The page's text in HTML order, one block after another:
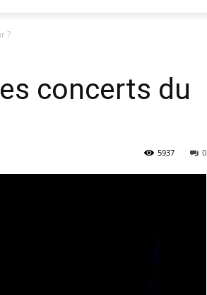
?
concerts du
0
5937